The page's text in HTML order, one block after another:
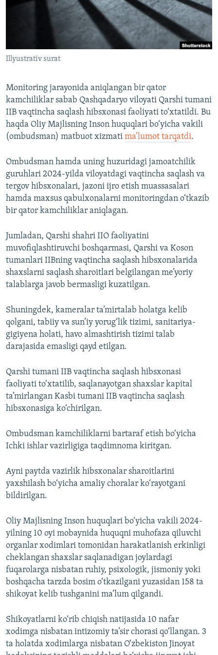
Illyustrativ surat
Monitoring jarayonida aniqlangan bir qator
kamchiliklar sabab Qashqadaryo viloyati Qarshi tumani
IIB vaqtincha saqlash hibsxonasi faoliyati to‘xtatildi. Bu
haqda Oliy Majlisning Inson huquqlari bo‘yicha vakili
(ombudsman) matbuot xizmati ma’lumot tarqatdi.
Ombudsman hamda uning huzuridagi jamoatchilik
guruhlari 2024-yilda viloyatdagi vaqtincha saqlash va
tergov hibsxonalari, jazoni ijro etish muassasalari
hamda maxsus qabulxonalarni monitoringdan o‘tkazib
bir qator kamchiliklar aniqlagan.
Jumladan, Qarshi shahri IIO faoliyatini
muvofiqlashtiruvchi boshqarmasi, Qarshi va Koson
tumanlari IIBning vaqtincha saqlash hibsxonalarida
shaxslarni saqlash sharoitlari belgilangan me’yoriy
talablarga javob bermasligi kuzatilgan.
Shuningdek, kameralar ta’mirtalab holatga kelib
qolgani, tabiiy va sun’iy yorug‘lik tizimi, sanitariya-
gigiyena holati, havo almashtirish tizimi talab
darajasida emasligi qayd etilgan.
Qarshi tumani IIB vaqtincha saqlash hibsxonasi
faoliyati to‘xtatilib, saqlanayotgan shaxslar kapital
ta’mirlangan Kasbi tumani IIB vaqtincha saqlash
hibsxonasiga ko‘chirilgan.
Ombudsman kamchiliklarni bartaraf etish bo‘yicha
Ichki ishlar vazirligiga taqdimnoma kiritgan.
Ayni paytda vazirlik hibsxonalar sharoitlarini
yaxshilash bo‘yicha amaliy choralar ko‘rayotgani
bildirilgan.
Oliy Majlisning Inson huquqlari bo‘yicha vakili 2024-
yilning 10 oyi mobaynida huquqni muhofaza qiluvchi
organlar xodimlari tomonidan harakatlanish erkinligi
cheklangan shaxslar saqlanadigan joylardagi
fuqarolarga nisbatan ruhiy, psixologik, jismoniy yoki
boshqacha tarzda bosim o‘tkazilgani yuzasidan 158 ta
shikoyat kelib tushganini ma’lum qilgandi.
Shikoyatlarni ko‘rib chiqish natijasida 10 nafar
xodimga nisbatan intizomiy ta’sir chorasi qo‘llangan. 3
ta holatda xodimlarga nisbatan O‘zbekiston Jinoyat